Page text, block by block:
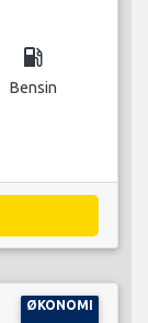
local_gas_station
Bensin
ØKONOMI